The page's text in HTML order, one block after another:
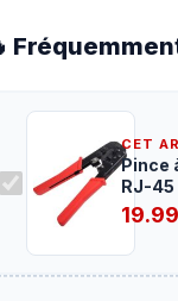
CET
Pince
RJ-45
19.99